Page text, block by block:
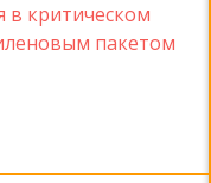
в критическом
пакетом